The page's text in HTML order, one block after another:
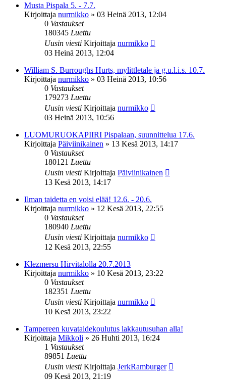
Musta Pispala 5. - 7.7.
Kirjoittaja nurmikko » 03 Heinä 2013, 12:04
0 Vastaukset
180345 Luettu
Uusin viesti Kirjoittaja nurmikko
03 Heinä 2013, 12:04
William S. Burroughs Hurts, mylittletale ja g.u.l.i.s. 10.7.
Kirjoittaja nurmikko » 03 Heinä 2013, 10:56
0 Vastaukset
179273 Luettu
Uusin viesti Kirjoittaja nurmikko
03 Heinä 2013, 10:56
LUOMURUOKAPIIRI Pispalaan, suunnittelua 17.6.
Kirjoittaja Päiviinikainen » 13 Kesä 2013, 14:17
0 Vastaukset
180121 Luettu
Uusin viesti Kirjoittaja Päiviinikainen
13 Kesä 2013, 14:17
Ilman taidetta en voisi elää! 12.6. - 20.6.
Kirjoittaja nurmikko » 12 Kesä 2013, 22:55
0 Vastaukset
180940 Luettu
Uusin viesti Kirjoittaja nurmikko
12 Kesä 2013, 22:55
Klezmersu Hirvitalolla 20.7.2013
Kirjoittaja nurmikko » 10 Kesä 2013, 23:22
0 Vastaukset
182351 Luettu
Uusin viesti Kirjoittaja nurmikko
10 Kesä 2013, 23:22
Tampereen kuvataidekoulutus lakkautusuhan alla!
Kirjoittaja Mikkoli » 26 Huhti 2013, 16:24
1 Vastaukset
89851 Luettu
Uusin viesti Kirjoittaja JerkRamburger
09 Kesä 2013, 21:19